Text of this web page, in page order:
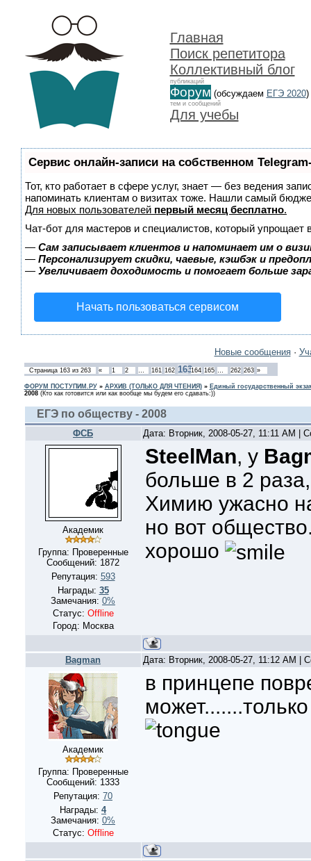
Главная
Поиск репетитора
Коллективный блог
публикаций
Форум (обсуждаем ЕГЭ 2020)
тем и сообщений
Для учебы
Сервис онлайн-записи на собственном
Тот, кто работает в сфере услуг, знает — без ведения
напоминать клиентам о визитах тоже. Нашли самый
Для новых пользователей первый месяц бесплатно.
Чат-бот для мастеров и специалистов, который упрощает
— Сам записывает клиентов и напоминает им о
— Персонализирует скидки, чаевые, кэшбэк и
— Увеличивает доходимость и помогает больше
Начать пользоваться сервисом
Новые сообщения·
Страница 163из 263 « 1 2 … 161 162 163164 165 … 262 263 »
ФОРУМ ПОСТУПИМ.РУ» АРХИВ (ТОЛЬКО ДЛЯ ЧТЕНИЯ)» Единый государственный
2008 (Кто как готовится или как вообще мы будем его сдавать:))
ЕГЭ по обществу - 2008
ФСБ Дата: Вторник, 2008-05-27, 11:11 AM |
Академик
Группа: Проверенные
Сообщений: 1872
Репутация: 593
Награды: 35
Замечания: 0%
Статус: Offline
Город: Москва
SteelMan, у
больше в 2
Химию ужасно
но вот
хорошо
Bagman Дата: Вторник, 2008-05-27, 11:12 AM |
Академик
Группа: Проверенные
Сообщений: 1333
Репутация: 70
Награды: 4
Замечания: 0%
Статус: Offline
в принцепе